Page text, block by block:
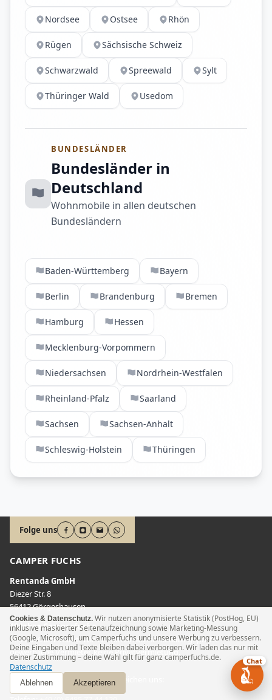
Nordsee Ostsee Rhön
Rügen Sächsische Schweiz
Schwarzwald Spreewald Sylt
Thüringer Wald Usedom
BUNDESLÄNDER
Bundesländer in
Deutschland
Wohnmobile in allen deutschen
Bundesländern
Baden-Württemberg Bayern
Berlin Brandenburg Bremen
Hamburg Hessen
Mecklenburg-Vorpommern
Niedersachsen Nordrhein-Westfalen
Rheinland-Pfalz Saarland
Sachsen Sachsen-Anhalt
Schleswig-Holstein Thüringen
Folge uns
CAMPER FUCHS
Rentanda GmbH
Diezer Str. 8
56412 Görgeshausen
10 Jahre Camperfuchs
Seit 2016 am Markt. Wir vermitteln ausschließlich geprüfte
gewerbliche Vermieter, keine Privatvermietung.
Wir sind gerne behilflich! Sie erreichen uns:
Cookies & Datenschutz. Wir nutzen anonymisierte Statistik (PostHog, EU)
inklusive maskierter Seitenaufzeichnung sowie Marketing-Messung
(Google, Microsoft), um Camperfuchs und unsere Werbung zu verbessern.
Deine Eingaben und Texte bleiben dabei verborgen. Wir laden das nur mit
deiner Zustimmung – deine Wahl gilt für ganz camperfuchs.de.
Datenschutz
Ablehnen Akzeptieren
Chat